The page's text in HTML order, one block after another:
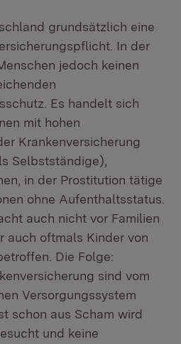
grundsätzlich eine
In der
jedoch keinen
Es handelt sich
mit hohen
Krankenversicherung
Selbstständige),
in der Prostitution tätige
ohne Aufenthaltsstatus.
auch nicht vor Familien
auch oftmals Kinder von
Die Folge:
sind vom
Versorgungssystem
schon aus Scham wird
und keine